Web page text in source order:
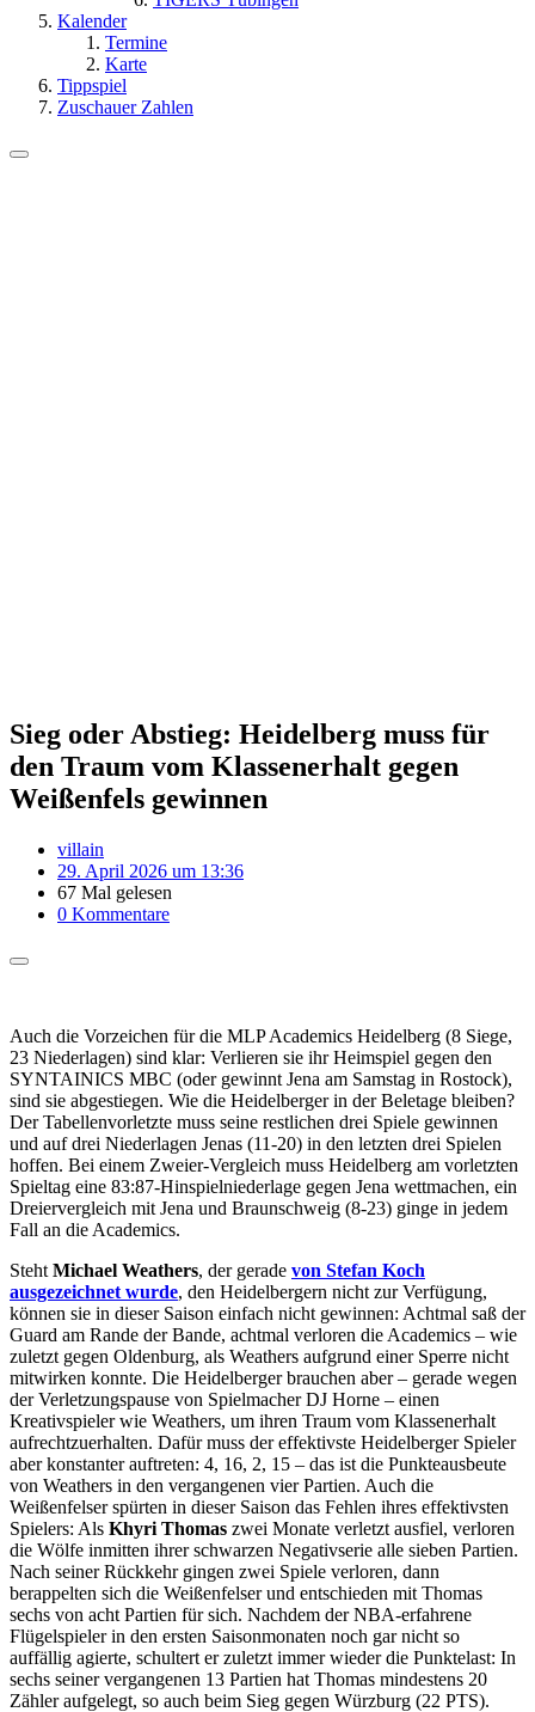
Kalender
Termine
Karte
Tippspiel
Zuschauer Zahlen
Sieg oder Abstieg: Heidelberg muss für
den Traum vom Klassenerhalt gegen
Weißenfels gewinnen
villain
29. April 2026 um 13:36
67 Mal gelesen
0 Kommentare
Auch die Vorzeichen für die MLP Academics Heidelberg (8 Siege,
23 Niederlagen) sind klar: Verlieren sie ihr Heimspiel gegen den
SYNTAINICS MBC (oder gewinnt Jena am Samstag in Rostock),
sind sie abgestiegen. Wie die Heidelberger in der Beletage bleiben?
Der Tabellenvorletzte muss seine restlichen drei Spiele gewinnen
und auf drei Niederlagen Jenas (11-20) in den letzten drei Spielen
hoffen. Bei einem Zweier-Vergleich muss Heidelberg am vorletzten
Spieltag eine 83:87-Hinspielniederlage gegen Jena wettmachen, ein
Dreiervergleich mit Jena und Braunschweig (8-23) ginge in jedem
Fall an die Academics.
Steht Michael Weathers, der gerade von Stefan Koch
ausgezeichnet wurde, den Heidelbergern nicht zur Verfügung,
können sie in dieser Saison einfach nicht gewinnen: Achtmal saß der
Guard am Rande der Bande, achtmal verloren die Academics – wie
zuletzt gegen Oldenburg, als Weathers aufgrund einer Sperre nicht
mitwirken konnte. Die Heidelberger brauchen aber – gerade wegen
der Verletzungspause von Spielmacher DJ Horne – einen
Kreativspieler wie Weathers, um ihren Traum vom Klassenerhalt
aufrechtzuerhalten. Dafür muss der effektivste Heidelberger Spieler
aber konstanter auftreten: 4, 16, 2, 15 – das ist die Punkteausbeute
von Weathers in den vergangenen vier Partien. Auch die
Weißenfelser spürten in dieser Saison das Fehlen ihres effektivsten
Spielers: Als Khyri Thomas zwei Monate verletzt ausfiel, verloren
die Wölfe inmitten ihrer schwarzen Negativserie alle sieben Partien.
Nach seiner Rückkehr gingen zwei Spiele verloren, dann
berappelten sich die Weißenfelser und entschieden mit Thomas
sechs von acht Partien für sich. Nachdem der NBA-erfahrene
Flügelspieler in den ersten Saisonmonaten noch gar nicht so
auffällig agierte, schultert er zuletzt immer wieder die Punktelast: In
sechs seiner vergangenen 13 Partien hat Thomas mindestens 20
Zähler aufgelegt, so auch beim Sieg gegen Würzburg (22 PTS).